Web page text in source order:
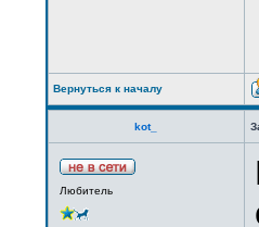
Вернуться к началу
kot_
Любитель